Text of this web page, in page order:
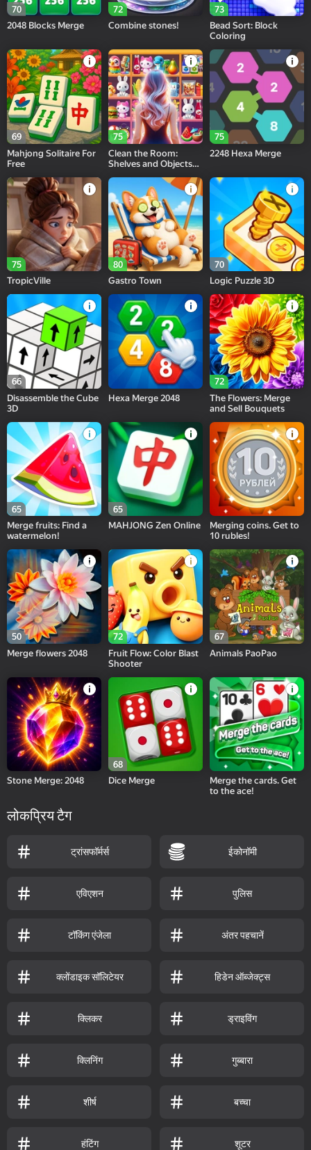
70
2048 Blocks Merge
72
Combine stones!
73
Bead Sort: Block
Coloring
69
Mahjong Solitaire For
Free
75
Clean the Room:
Shelves and Objects
75
2248 Hexa Merge
75
TropicVille
80
Gastro Town
70
Logic Puzzle 3D
66
Disassemble the Cube
3D
Hexa Merge 2048
72
The Flowers: Merge
and Sell Bouquets
65
Merge fruits: Find a
watermelon!
65
MAHJONG Zen Online
Merging coins. Get to
10 rubles!
50
Merge flowers 2048
72
Fruit Flow: Color Blast
Shooter
67
Animals PaoPao
Stone Merge: 2048
68
Dice Merge
Merge the cards. Get
to the ace!
लोकप्रिय टैग
ट्रांसफॉर्मर्स ईकोनॉमी
एविएशन पुलिस
टॉकिंग एंजेला अंतर पहचानें
क्लोंडाइक सॉलिटेयर हिडेन ऑब्जेक्ट्स
क्लिकर ड्राइविंग
क्लिनिंग गुब्बारा
शीर्ष बच्चा
हंटिंग शूटर